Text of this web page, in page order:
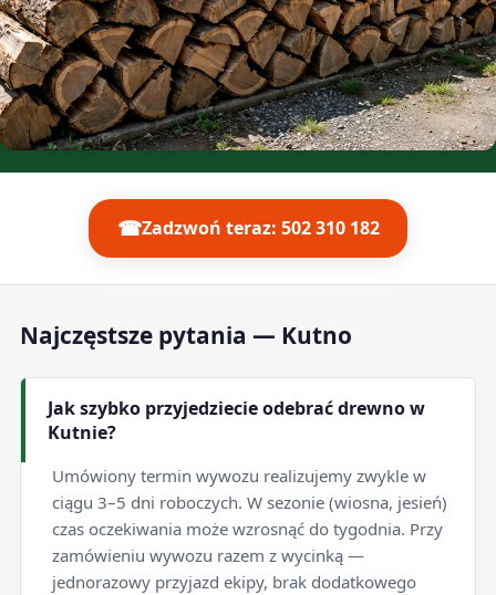
☎Zadzwoń teraz: 502 310 182
Najczęstsze pytania — Kutno
Jak szybko przyjedziecie odebrać drewno w
Kutnie?
Umówiony termin wywozu realizujemy zwykle w
ciągu 3–5 dni roboczych. W sezonie (wiosna, jesień)
czas oczekiwania może wzrosnąć do tygodnia. Przy
zamówieniu wywozu razem z wycinką —
jednorazowy przyjazd ekipy, brak dodatkowego